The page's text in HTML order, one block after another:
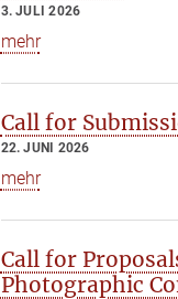
3. JULI 2026
mehr
Call for
22. JUNI 2026
mehr
Call for
Photographic